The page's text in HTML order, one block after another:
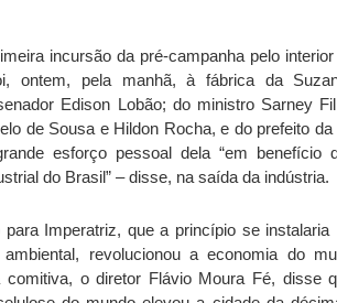
incursão da pré-campanha pelo
ontem, pela manhã, à fábrica da
Edison Lobão; do ministro Sarney
de Sousa e Hildon Rocha, e do prefeito
esforço pessoal dela “em benefício
do Brasil” – disse, na saída da indústria.
Imperatriz, que a princípio se instalaria
revolucionou a economia do
comitiva, o diretor Flávio Moura Fé, disse